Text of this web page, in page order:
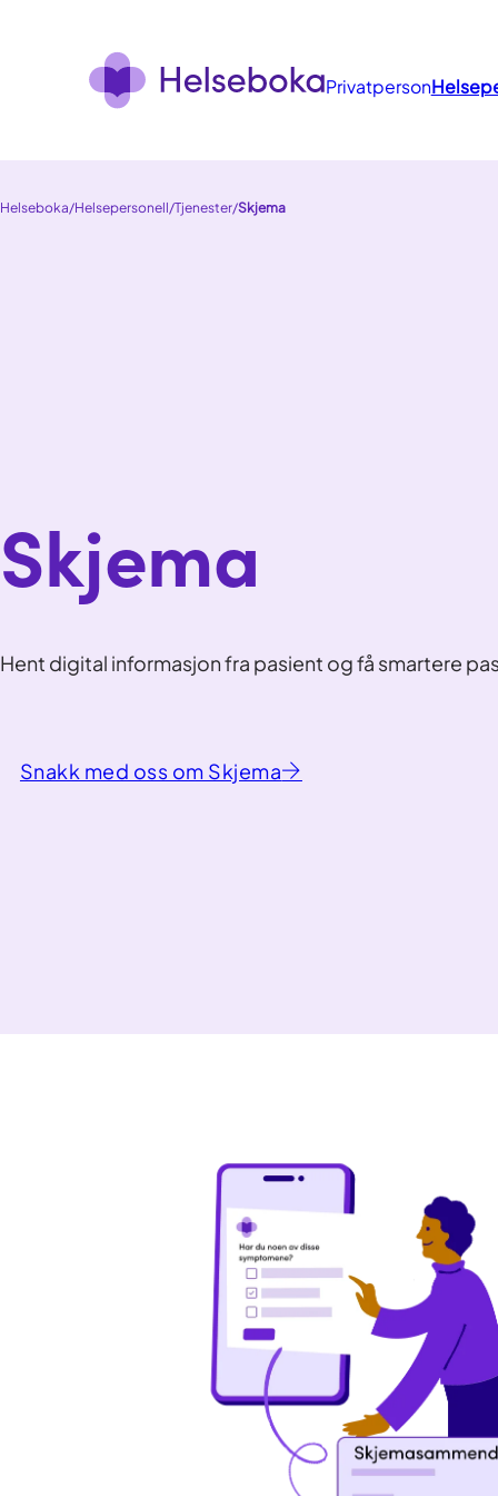
Privatperson
Helseboka/Helsepersonell/Tjenester/Skjema
Skjema
Hent digital informasjon fra pasient og få smartere
Snakk med oss om Skjema